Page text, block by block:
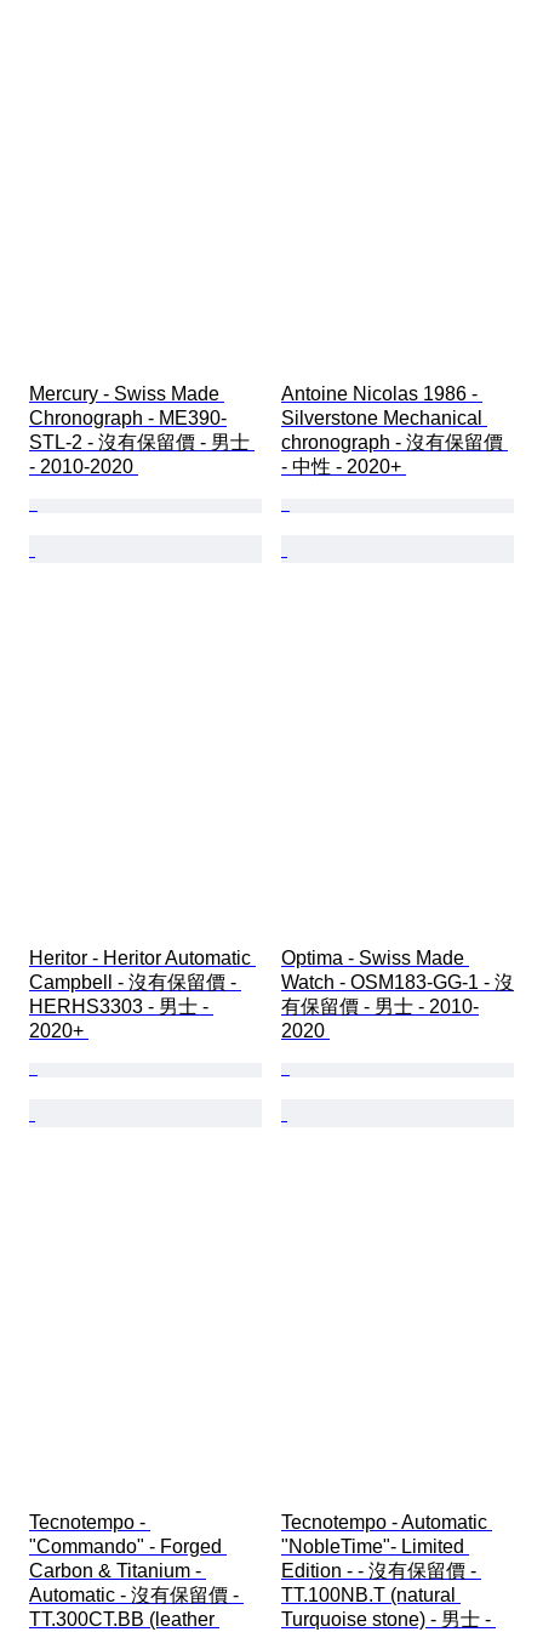
Mercury - Swiss Made
Chronograph - ME390-
STL-2 - 沒有保留價 - 男士
- 2010-2020
Antoine Nicolas 1986 -
Silverstone Mechanical
chronograph - 沒有保留價
- 中性 - 2020+
Heritor - Heritor Automatic
Campbell - 沒有保留價 -
HERHS3303 - 男士 -
2020+
Optima - Swiss Made
Watch - OSM183-GG-1 - 沒
有保留價 - 男士 - 2010-
2020
Tecnotempo -
"Commando" - Forged
Carbon & Titanium -
Automatic - 沒有保留價 -
TT.300CT.BB (leather
Tecnotempo - Automatic
"NobleTime"- Limited
Edition - - 沒有保留價 -
TT.100NB.T (natural
Turquoise stone) - 男士 -